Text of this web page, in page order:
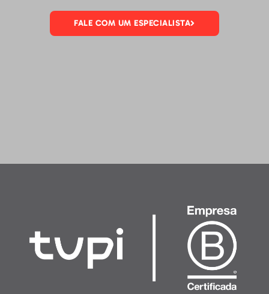
FALE COM UM ESPECIALISTA